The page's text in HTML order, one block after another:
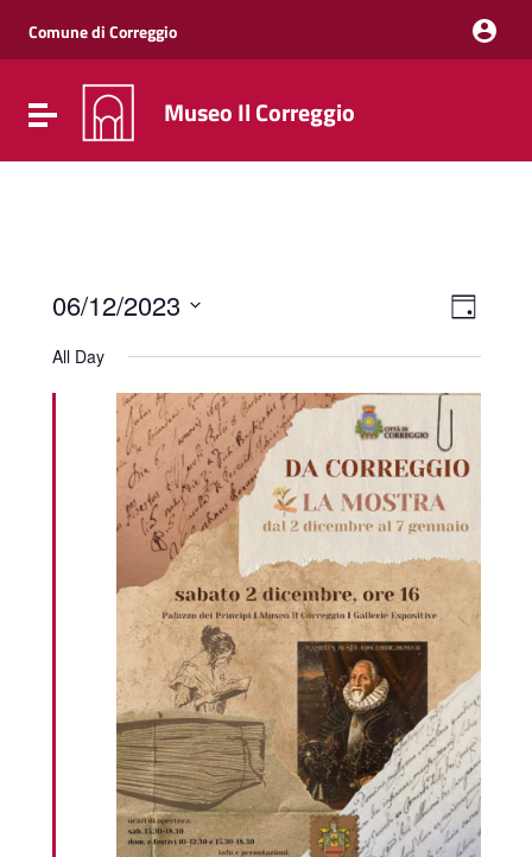
Vai al menu di navigazione
Vai al footer
Comune di Correggio
Attiva / disattiva la navigazione
Museo Il Correggio
Views
Event
Views
Day
06/12/2023
date.
All Day